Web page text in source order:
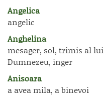
Angelica
angelic
Anghelina
mesager, sol, trimis al lui
Dumnezeu, inger
Anisoara
a avea mila, a binevoi